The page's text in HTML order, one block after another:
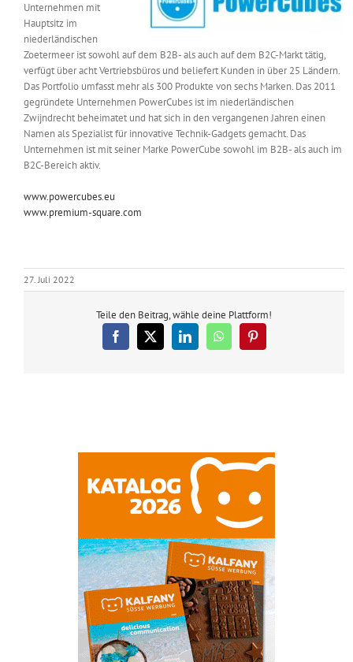
Unternehmen mit
Hauptsitz im
niederländischen
Zoetermeer ist sowohl auf dem B2B- als auch auf dem B2C-Markt tätig,
verfügt über acht Vertriebsbüros und beliefert Kunden in über 25 Ländern.
Das Portfolio umfasst mehr als 300 Produkte von sechs Marken. Das 2011
gegründete Unternehmen PowerCubes ist im niederländischen
Zwijndrecht beheimatet und hat sich in den vergangenen Jahren einen
Namen als Spezialist für innovative Technik-Gadgets gemacht. Das
Unternehmen ist mit seiner Marke PowerCube sowohl im B2B- als auch im
B2C-Bereich aktiv.
www.powercubes.eu
www.premium-square.com
27. Juli 2022
Teile den Beitrag, wähle deine Plattform!
Facebook
X LinkedInWhatsAppPinterest